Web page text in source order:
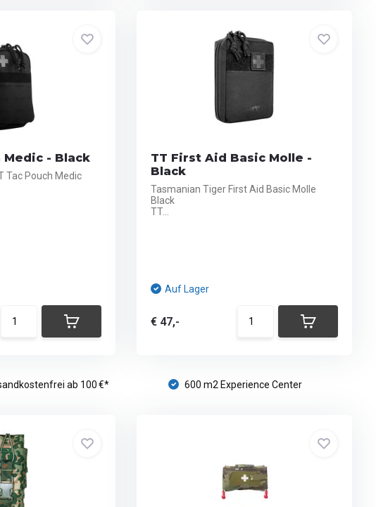
Medic - Black
Tac Pouch Medic
TT First Aid Basic Molle -
Black
Tasmanian Tiger First Aid Basic Molle
Black
TT...
Auf Lager
€ 47,-
ab 100 €* 600 m2 Experience Center